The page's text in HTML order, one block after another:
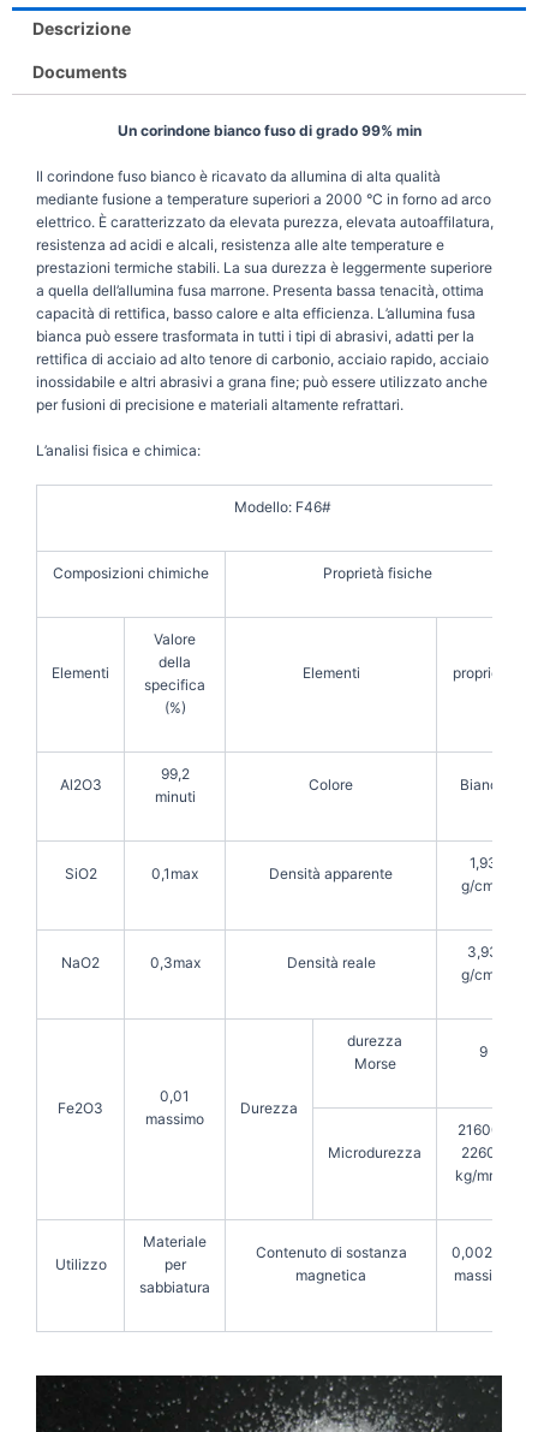
Descrizione
Documents
Un corindone bianco fuso di grado 99% min
Il corindone fuso bianco è ricavato da allumina di alta qualità
mediante fusione a temperature superiori a 2000 °C in forno ad arco
elettrico. È caratterizzato da elevata purezza, elevata autoaffilatura,
resistenza ad acidi e alcali, resistenza alle alte temperature e
prestazioni termiche stabili. La sua durezza è leggermente superiore
a quella dell’allumina fusa marrone. Presenta bassa tenacità, ottima
capacità di rettifica, basso calore e alta efficienza. L’allumina fusa
bianca può essere trasformata in tutti i tipi di abrasivi, adatti per la
rettifica di acciaio ad alto tenore di carbonio, acciaio rapido, acciaio
inossidabile e altri abrasivi a grana fine; può essere utilizzato anche
per fusioni di precisione e materiali altamente refrattari.
L’analisi fisica e chimica:
Modello: F46#
Composizioni chimiche Proprietà fisiche
Elementi
Valore
della
specifica
(%)
Elementi proprietà
Al2O3
99,2
minuti
Colore Bianco
SiO2 0,1max Densità apparente
1,93
g/cm3
NaO2 0,3max Densità reale
3,93
g/cm3
Fe2O3
0,01
massimo
Durezza
durezza
Morse
9
Microdurezza
21600-
22600
kg/mm3
Utilizzo
Materiale
per
sabbiatura
Contenuto di sostanza
magnetica
0,0023%
massimo